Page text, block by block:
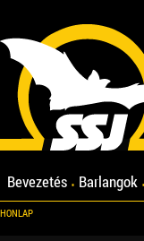
Bevezetés Barlangok
HONLAP